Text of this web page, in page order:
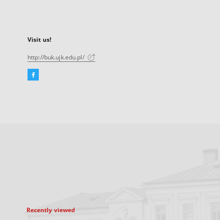
Visit us!
http://buk.ujk.edu.pl/
Facebook
Recently viewed